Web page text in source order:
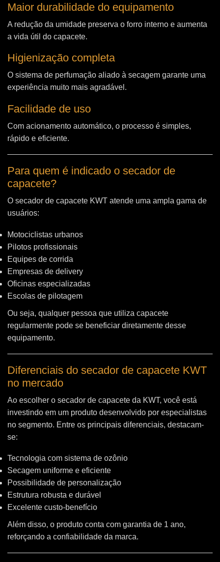
Maior durabilidade do equipamento
A redução da umidade preserva o forro interno e aumenta
a vida útil do capacete.
Higienização completa
O sistema de perfumação aliado à secagem garante uma
experiência muito mais agradável.
Facilidade de uso
Com acionamento automático, o processo é simples,
rápido e eficiente.
Para quem é indicado o secador de
capacete?
O secador de capacete KWT atende uma ampla gama de
usuários:
Motociclistas urbanos
Pilotos profissionais
Equipes de corrida
Empresas de delivery
Oficinas especializadas
Escolas de pilotagem
Ou seja, qualquer pessoa que utiliza capacete
regularmente pode se beneficiar diretamente desse
equipamento.
Diferenciais do secador de capacete KWT
no mercado
Ao escolher o secador de capacete da KWT, você está
investindo em um produto desenvolvido por especialistas
no segmento. Entre os principais diferenciais, destacam-
se:
Tecnologia com sistema de ozônio
Secagem uniforme e eficiente
Possibilidade de personalização
Estrutura robusta e durável
Excelente custo-benefício
Além disso, o produto conta com garantia de 1 ano,
reforçando a confiabilidade da marca.